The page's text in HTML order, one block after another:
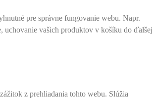
pre správne fungovanie webu. Napr.
uchovanie vašich produktov v košíku do ďalšej
z prehliadania tohto webu. Slúžia